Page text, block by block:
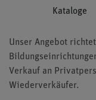
Kataloge
Unser Angebot
Verkauf an
Wiederverkäufer.